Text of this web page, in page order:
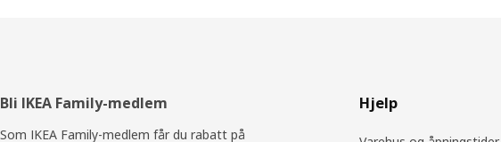
Bunntekst
Bli IKEA Family-medlem
Som IKEA Family-medlem får du rabatt på
Hjelp